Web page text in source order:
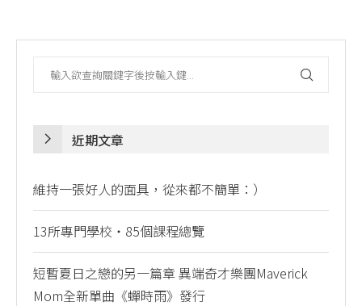
近期文章
維持一張好人的面具，從來都不簡單：）
13所專門學校・85個課程總覽
短暫夏日之戀的另一篇章 異端奇才樂團Maverick
Mom全新單曲《蟬時雨》發行